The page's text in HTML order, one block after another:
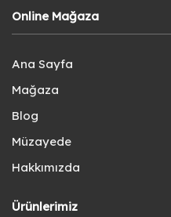
Online Mağaza
Ana Sayfa
Mağaza
Blog
Müzayede
Hakkımızda
Ürünlerimiz